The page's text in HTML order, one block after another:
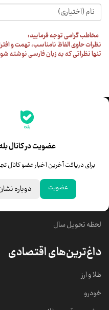
عضویت در کانال
برای دریافت آخرین اخبار عضو کانال
عضویت دوباره
جدیدترین قیمت‌ها
خبرهای مهم
لحظه تحویل سال
داغ‌ترین‌های اقتصادی
طلا و ارز
خودرو